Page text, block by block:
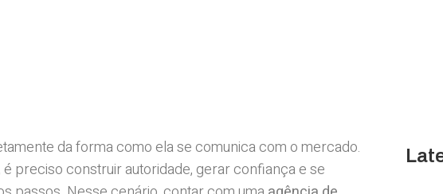
da forma como ela se comunica com o mercado.
preciso construir autoridade, gerar confiança e se